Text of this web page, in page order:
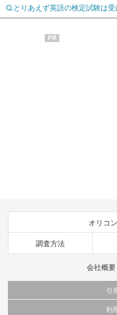
Q.とりあえず英語の検定試験は
PR
オリコ
調査方法
会社概要
引
当サイトで公開されている情報（利